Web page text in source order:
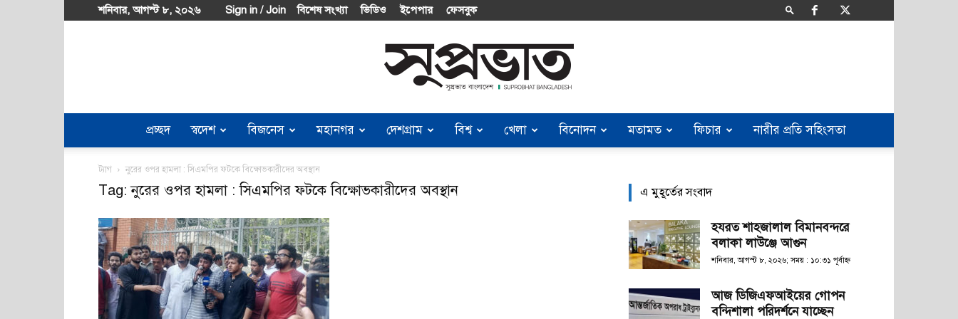
শনিবার, আগস্ট ৮, ২০২৬ Sign in / Join বিশেষ সংখ্যা ভিডিও ইপেপার ফেসবুক
Suprobhat
প্রচ্ছদ স্বদেশ বিজনেস মহানগর দেশগ্রাম বিশ্ব খেলা বিনোদন মতামত ফিচার নারীর প্রতি সহিংসতা
ট্যাগ নুরের ওপর হামলা : সিএমপির ফটকে বিক্ষোভকারীদের অবস্থান
Tag: নুরের ওপর হামলা : সিএমপির ফটকে বিক্ষোভকারীদের অবস্থান এ মুহূর্তের সংবাদ
হযরত শাহজালাল বিমানবন্দরে
বলাকা লাউঞ্জে আগুন
শনিবার, আগস্ট ৮, ২০২৬; সময় : ১০:৩১ পূর্বাহ্ণ
আজ ডিজিএফআইয়ের গোপন
বন্দিশালা পরিদর্শনে যাচ্ছেন